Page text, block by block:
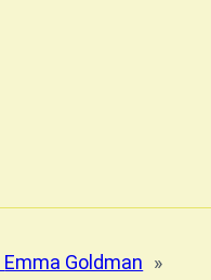
Emma Goldman »